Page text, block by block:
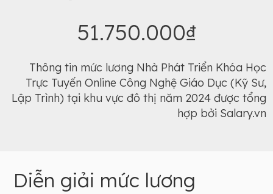
51.750.000₫
Thông tin mức lương Nhà Phát Triển Khóa Học
Trực Tuyến Online Công Nghệ Giáo Dục (Kỹ Sư,
Lập Trình) tại khu vực đô thị năm 2024 được tổng
hợp bởi Salary.vn
Diễn giải mức lương